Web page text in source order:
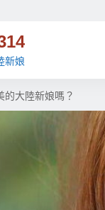
新娘
的大陸新娘嗎？